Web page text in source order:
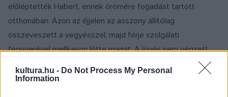
kultura.hu - Do Not Process My Personal
Information
előléptették Habert, ennek örömére fogadást tartott
otthonában. Azon az éjjelen az asszony állítólag
összeveszett a vegyésszel, majd férje szolgálati
fegyverével mellkason lőtte magát. A lövés nem végzett
Immerwahr a kezei között halt meg.